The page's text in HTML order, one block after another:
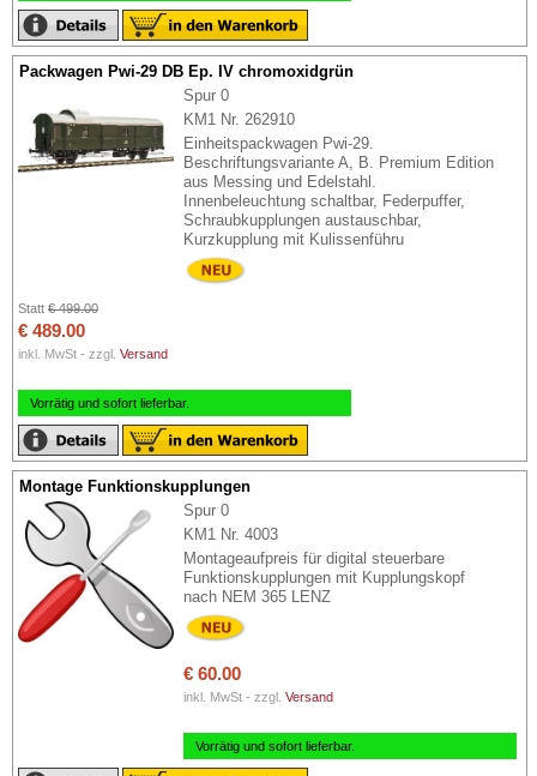
Packwagen Pwi-29 DB Ep. IV chromoxidgrün
Spur 0
KM1 Nr. 262910
Einheitspackwagen Pwi-29.
Beschriftungsvariante A, B. Premium Edition
aus Messing und Edelstahl.
Innenbeleuchtung schaltbar, Federpuffer,
Schraubkupplungen austauschbar,
Kurzkupplung mit Kulissenführu
Statt € 499.00
€ 489.00
inkl. MwSt - zzgl. Versand
Vorrätig und sofort lieferbar.
Montage Funktionskupplungen
Spur 0
KM1 Nr. 4003
Montageaufpreis für digital steuerbare
Funktionskupplungen mit Kupplungskopf
nach NEM 365 LENZ
€ 60.00
inkl. MwSt - zzgl. Versand
Vorrätig und sofort lieferbar.